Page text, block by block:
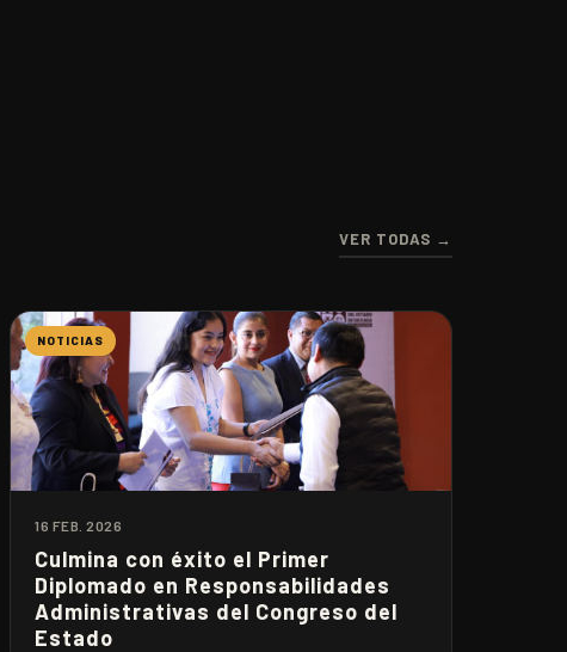
VER TODAS →
NOTICIAS
16 FEB. 2026
Culmina con éxito el Primer
Diplomado en Responsabilidades
Administrativas del Congreso del
Estado